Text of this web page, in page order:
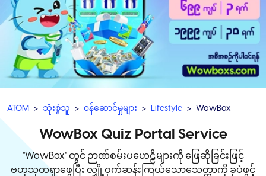
ATOM သုံးစွဲသူ ၀န်ဆောင်မှုများ Lifestyle WowBox
WowBox Quiz Portal Service
"WowBox" တွင် ဉာဏ်စမ်းပဟေဠိများကို ဖြေဆိုခြင်းဖြင့်
ဗဟုသုတရှာဖွေပြီး လျှို့ဝှက်ဆန်းကြယ်သောသေတ္တာကို ခုပဲဖွင့်